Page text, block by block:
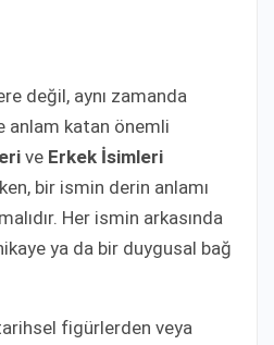
değil, aynı zamanda
anlam katan önemli
ve Erkek İsimleri
bir ismin derin anlamı
Her ismin arkasında
ya da bir duygusal bağ
figürlerden veya